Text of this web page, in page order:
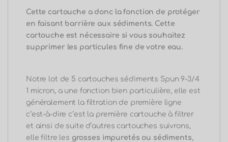
Cette cartouche a donc la fonction de protéger
en faisant barrière aux sédiments. Cette
cartouche est nécessaire si vous souhaitez
supprimer les particules fine de votre eau.
Notre lot de 5 cartouches sédiments Spun 9-3/4
1 micron, a une fonction bien particulière, elle est
généralement la filtration de première ligne
c‘est-à-dire c‘est la première cartouche à filtrer
et ainsi de suite d’autres cartouches suivrons,
elle filtre les grosses impuretés ou sédiments,